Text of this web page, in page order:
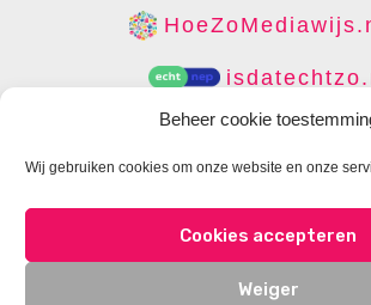
Beheer cookie
Wij gebruiken cookies om onze website en onze
Cookies accepteren
Weiger
DISCLAIMER
CONTACT
COOKIES